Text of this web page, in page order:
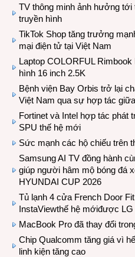
TV thông minh ảnh hưởng
truyền hình
TikTok Shop tăng trưởng
mại điện tử tại Việt Nam
Laptop COLORFUL
hình 16 inch 2.5K
Bệnh viện Bay Orbis trở lại
Việt Nam qua sự hợp tác
Fortinet và Intel hợp tác phát
SPU thế hệ mới
Sức mạnh các hộ chiếu trên
Samsung AI TV đồng hành
giúp người hâm mộ bóng đá
HYUNDAI CUP 2026
Tủ lạnh 4 cửa French Door
InstaViewthế hệ mớiđược
MacBook Pro đã thay đổi
Chip Qualcomm tăng giá vì
linh kiện tăng cao